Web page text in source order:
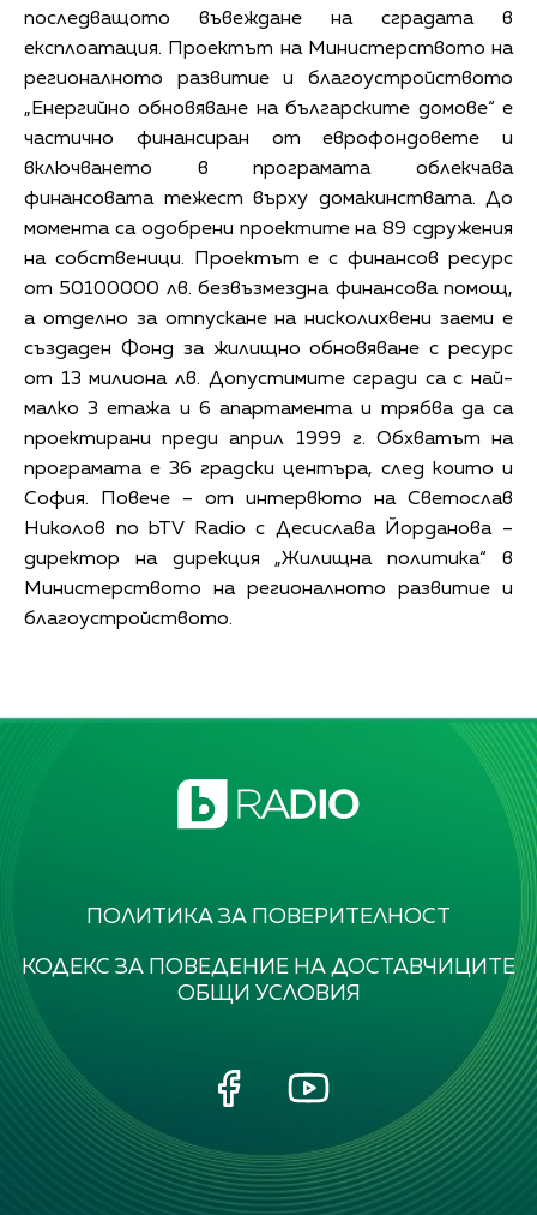
последващото въвеждане на сградата в
експлоатация. Проектът на Министерството на
регионалното развитие и благоустройството
„Енергийно обновяване на българските домове“ е
частично финансиран от еврофондовете и
включването в програмата облекчава
финансовата тежест върху домакинствата. До
момента са одобрени проектите на 89 сдружения
на собственици. Проектът е с финансов ресурс
от 50100000 лв. безвъзмездна финансова помощ,
а отделно за отпускане на нисколихвени заеми е
създаден Фонд за жилищно обновяване с ресурс
от 13 милиона лв. Допустимите сгради са с най-
малко 3 етажа и 6 апартамента и трябва да са
проектирани преди април 1999 г. Обхватът на
програмата е 36 градски центъра, след които и
София. Повече – от интервюто на Светослав
Николов по bTV Radio с Десислава Йорданова –
директор на дирекция „Жилищна политика“ в
Министерството на регионалното развитие и
благоустройството.
ПОЛИТИКА ЗА ПОВЕРИТЕЛНОСТ
КОДЕКС ЗА ПОВЕДЕНИЕ НА ДОСТАВЧИЦИТЕ
ОБЩИ УСЛОВИЯ